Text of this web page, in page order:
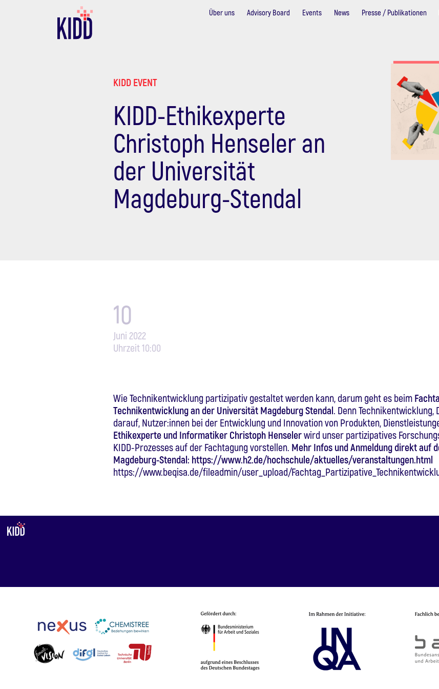
Über uns Advisory Board Events News Presse / Publikationen
KIDD EVENT
KIDD-Ethikexperte
Christoph Henseler an
der Universität
Magdeburg-Stendal
10
Juni 2022
Uhrzeit 10:00
Wie Technikentwicklung partizipativ gestaltet werden kann, darum geht es beim
Technikentwicklung an der Universität Magdeburg Stendal. Denn Technikentwicklung,
darauf, Nutzer:innen bei der Entwicklung und Innovation von Produkten,
Ethikexperte und Informatiker Christoph Henselerwird unser partizipatives
KIDD-Prozesses auf der Fachtagung vorstellen. Mehr Infos und Anmeldung direkt auf
Magdeburg-Stendal: https://www.h2.de/hochschule/aktuelles/veranstaltungen.html
https://www.beqisa.de/fileadmin/user_upload/